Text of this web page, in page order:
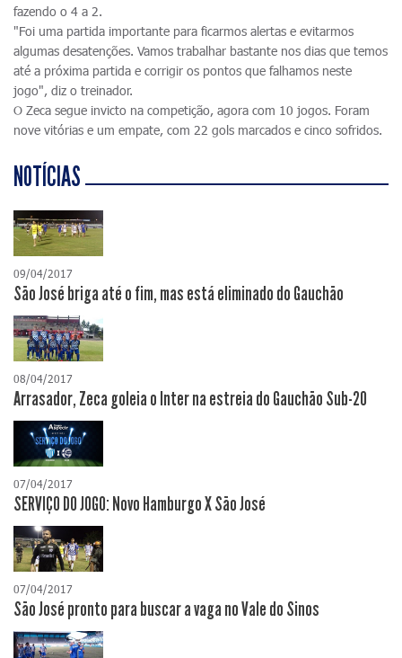
fazendo o 4 a 2.
"Foi uma partida importante para ficarmos alertas e evitarmos
algumas desatenções. Vamos trabalhar bastante nos dias que temos
até a próxima partida e corrigir os pontos que falhamos neste
jogo", diz o treinador.
O Zeca segue invicto na competição, agora com 10 jogos. Foram
nove vitórias e um empate, com 22 gols marcados e cinco sofridos.
NOTÍCIAS
09/04/2017
São José briga até o fim, mas está eliminado do Gauchão
08/04/2017
Arrasador, Zeca goleia o Inter na estreia do Gauchão Sub-20
07/04/2017
SERVIÇO DO JOGO: Novo Hamburgo X São José
07/04/2017
São José pronto para buscar a vaga no Vale do Sinos